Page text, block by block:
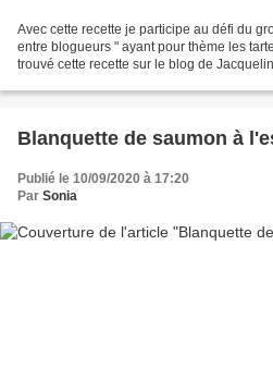
Avec cette recette je participe au défi du
entre blogueurs " ayant pour thème les
trouvé cette recette sur le blog de
Blanquette de saumon à
Publié le 10/09/2020 à 17:20
Par Sonia